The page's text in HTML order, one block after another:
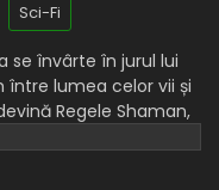
1 Episodul 33 – Atacul
May, 2025
1 Episodul 32 – Gustul
Sci-Fi
se învârte în jurul lui
între lumea celor vii și
Regele Shaman,
Marelui Spirit